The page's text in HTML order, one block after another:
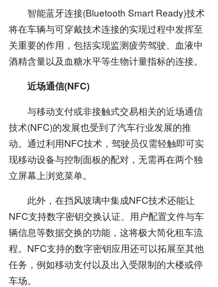
智能蓝牙连接(Bluetooth Smart Ready)技术
将在车辆与可穿戴技术连接的实现过程中发挥至
关重要的作用，包括实现监测疲劳驾驶、血液中
酒精含量以及血糖水平等生物计量指标的连接。
近场通信(NFC)
与移动支付或非接触式交易相关的近场通信
技术(NFC)的发展也受到了汽车行业发展的推
动。通过利用NFC技术，驾驶员仅需轻触即可实
现移动设备与控制面板的配对，无需再在两个独
立屏幕上浏览菜单。
此外，在挡风玻璃中集成NFC技术还能让
NFC支持数字密钥交换认证、用户配置文件与车
辆信息等数据交换的功能，这将极大简化租车流
程。NFC支持的数字密钥应用还可以拓展至其他
任务，例如移动支付以及出入受限制的大楼或停
车场。